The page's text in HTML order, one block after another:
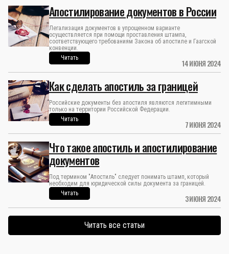
14 ИЮНЯ 2024
Апостилирование документов в России
Легализация документов в упрощенном варианте
осуществляется при помощи проставления штампа,
соответствующего требованиям Закона об апостиле и Гаагской
конвенции.
Читать
7 ИЮНЯ 2024
Как сделать апостиль за границей
Российские документы без апостиля являются легитимными
только на территории Российской Федерации.
Читать
3 ИЮНЯ 2024
Что такое апостиль и апостилирование
документов
Под термином "Апостиль" следует понимать штамп, который
необходим для юридической силы документа за границей.
Читать
Читать все статьи